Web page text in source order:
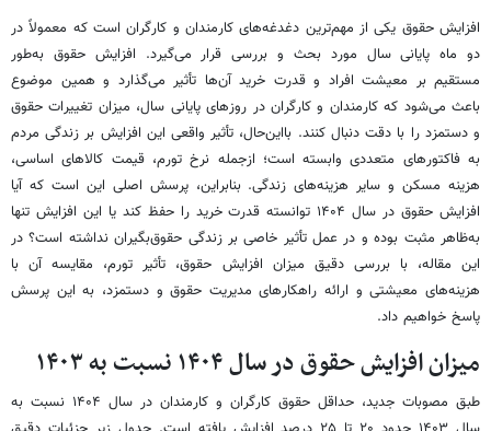
افزایش حقوق یکی از مهم‌ترین دغدغه‌های کارمندان و کارگران است که معمولاً در
دو ماه پایانی سال مورد بحث و بررسی قرار می‌گیرد. افزایش حقوق به‌طور
مستقیم بر معیشت افراد و قدرت خرید آن‌ها تأثیر می‌گذارد و همین موضوع
باعث می‌شود که کارمندان و کارگران در روزهای پایانی سال، میزان تغییرات حقوق
و دستمزد را با دقت دنبال کنند. بااین‌حال، تأثیر واقعی این افزایش بر زندگی مردم
به فاکتورهای متعددی وابسته است؛ ازجمله نرخ تورم، قیمت کالاهای اساسی،
هزینه مسکن و سایر هزینه‌های زندگی. بنابراین، پرسش اصلی این است که آیا
افزایش حقوق در سال ۱۴۰۴ توانسته قدرت خرید را حفظ کند یا این افزایش تنها
به‌ظاهر مثبت بوده و در عمل تأثیر خاصی بر زندگی حقوق‌بگیران نداشته است؟ در
این مقاله، با بررسی دقیق میزان افزایش حقوق، تأثیر تورم، مقایسه آن با
هزینه‌های معیشتی و ارائه راهکارهای مدیریت حقوق و دستمزد، به این پرسش
پاسخ خواهیم داد.
میزان افزایش حقوق در سال ۱۴۰۴ نسبت به ۱۴۰۳
طبق مصوبات جدید، حداقل حقوق کارگران و کارمندان در سال ۱۴۰۴ نسبت به